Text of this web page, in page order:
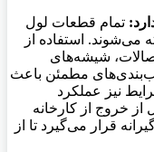
تمام قطعات لول
می‌شوند. استفاده از
شیشه‌های
مطمئن باعث
نیز عملکرد
از خروج از کارخانه
قرار می‌گیرد تا از